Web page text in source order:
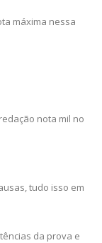
máxima nessa
nota mil no
tudo isso em
da prova e